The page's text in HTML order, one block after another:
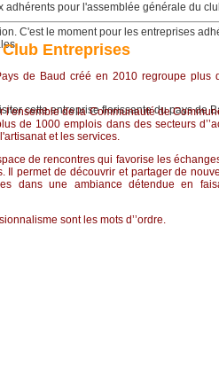
pour l'assemblée générale du
C'est le moment pour les entreprises
cette entreprise florissante du pays de
Entreprises
de Baud créé en 2010 regroupe plus
l’ensemble de la Communauté de
de 1000 emplois dans des secteurs
et les services.
de rencontres qui favorise les
Il permet de découvrir et partager de
dans une ambiance détendue en
sont les mots d’’ordre.